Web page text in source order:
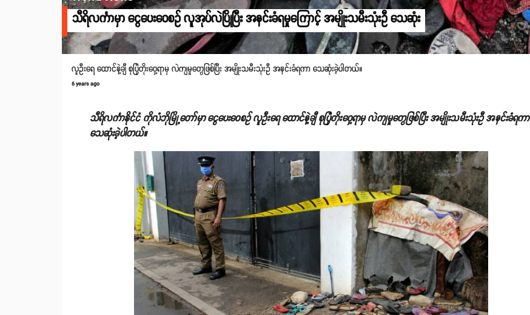
သီရိလင်္ကာမှာ ငွေပေးဝေစဥ် လူအုပ်လဲပြိုပြီး အနင်းခံရမှုကြောင့် အမျိုးသမီးသုံးဦ သေဆုံး
လူဦးရေ ထောင်နဲ့ချီ စုပြုံတိုးဝှေ့ရာမှ လဲကျမှုတွေဖြစ်ပြီး အမျိုးသမီးသုံးဦ အနင်းခံရကာ သေဆုံးခဲ့ပါတယ်။
6 years ago
သီရိလင်္ကာနိုင်ငံ ကိုလံဘိုမြို့တော်မှာ ငွေပေးဝေစဥ် လူဦးရေ ထောင်နဲ့ချီ စုပြုံတိုးဝှေ့ရာမှ လဲကျမှုတွေဖြစ်ပြီး အမျိုးသမီးသုံးဦ အနင်းခံရကာ
သေဆုံးခဲ့ပါတယ်။